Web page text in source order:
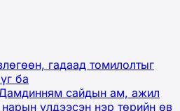
гадаад томилолтыг
ба
сайдын ам, ажил
үлдээсэн нэр төрийн өв